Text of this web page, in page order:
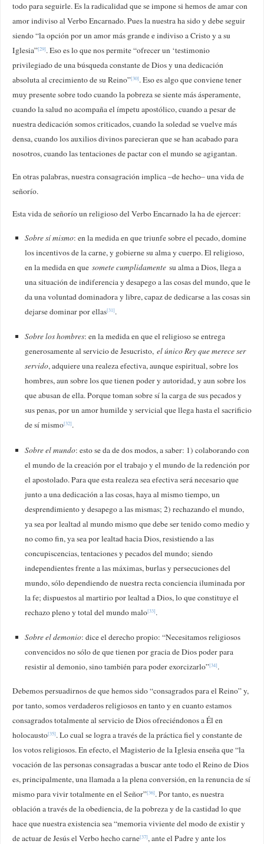
todo para seguirle. Es la radicalidad que se impone si hemos de amar con
amor indiviso al Verbo Encarnado. Pues la nuestra ha sido y debe seguir
siendo “la opción por un amor más grande e indiviso a Cristo y a su
Iglesia”[29]. Eso es lo que nos permite “ofrecer un ‘testimonio
privilegiado de una búsqueda constante de Dios y una dedicación
absoluta al crecimiento de su Reino”[30]. Eso es algo que conviene tener
muy presente sobre todo cuando la pobreza se siente más ásperamente,
cuando la salud no acompaña el ímpetu apostólico, cuando a pesar de
nuestra dedicación somos criticados, cuando la soledad se vuelve más
densa, cuando los auxilios divinos parecieran que se han acabado para
nosotros, cuando las tentaciones de pactar con el mundo se agigantan.
En otras palabras, nuestra consagración implica –de hecho– una vida de
señorío.
Esta vida de señorío un religioso del Verbo Encarnado la ha de ejercer:
Sobre sí mismo: en la medida en que triunfe sobre el pecado, domine
los incentivos de la carne, y gobierne su alma y cuerpo. El religioso,
en la medida en que somete cumplidamentesu alma a Dios, llega a
una situación de indiferencia y desapego a las cosas del mundo, que le
da una voluntad dominadora y libre, capaz de dedicarse a las cosas sin
dejarse dominar por ellas[31].
Sobre los hombres: en la medida en que el religioso se entrega
generosamente al servicio de Jesucristo, el único Rey que merece ser
servido, adquiere una realeza efectiva, aunque espiritual, sobre los
hombres, aun sobre los que tienen poder y autoridad, y aun sobre los
que abusan de ella. Porque toman sobre sí la carga de sus pecados y
sus penas, por un amor humilde y servicial que llega hasta el sacrificio
de sí mismo[32].
Sobre el mundo: esto se da de dos modos, a saber: 1) colaborando con
el mundo de la creación por el trabajo y el mundo de la redención por
el apostolado. Para que esta realeza sea efectiva será necesario que
junto a una dedicación a las cosas, haya al mismo tiempo, un
desprendimiento y desapego a las mismas; 2) rechazando el mundo,
ya sea por lealtad al mundo mismo que debe ser tenido como medio y
no como fin, ya sea por lealtad hacia Dios, resistiendo a las
concupiscencias, tentaciones y pecados del mundo; siendo
independientes frente a las máximas, burlas y persecuciones del
mundo, sólo dependiendo de nuestra recta conciencia iluminada por
la fe; dispuestos al martirio por lealtad a Dios, lo que constituye el
rechazo pleno y total del mundo malo[33].
Sobre el demonio: dice el derecho propio: “Necesitamos religiosos
convencidos no sólo de que tienen por gracia de Dios poder para
resistir al demonio, sino también para poder exorcizarlo”[34].
Debemos persuadirnos de que hemos sido “consagrados para el Reino” y,
por tanto, somos verdaderos religiosos en tanto y en cuanto estamos
consagrados totalmente al servicio de Dios ofreciéndonos a Él en
holocausto[35]. Lo cual se logra a través de la práctica fiel y constante de
los votos religiosos. En efecto, el Magisterio de la Iglesia enseña que “la
vocación de las personas consagradas a buscar ante todo el Reino de Dios
es, principalmente, una llamada a la plena conversión, en la renuncia de sí
mismo para vivir totalmente en el Señor”[36]. Por tanto, es nuestra
oblación a través de la obediencia, de la pobreza y de la castidad lo que
hace que nuestra existencia sea “memoria viviente del modo de existir y
de actuar de Jesús el Verbo hecho carne[37], ante el Padre y ante los